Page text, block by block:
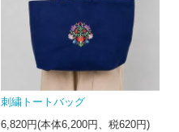
刺繍トートバッグ
6,820円(本体6,200円、税620円)